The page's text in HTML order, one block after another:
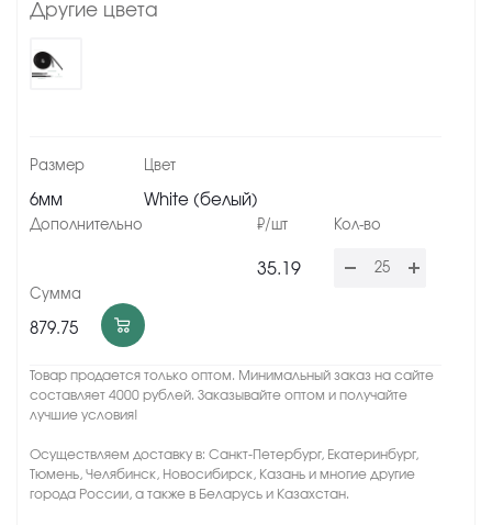
Другие цвета
6мм White (белый)
35.19
879.75
Товар продается только оптом. Минимальный заказ на сайте
составляет 4000 рублей. Заказывайте оптом и получайте
лучшие условия!
Осуществляем доставку в: Санкт-Петербург, Екатеринбург,
Тюмень, Челябинск, Новосибирск, Казань и многие другие
города России, а также в Беларусь и Казахстан.